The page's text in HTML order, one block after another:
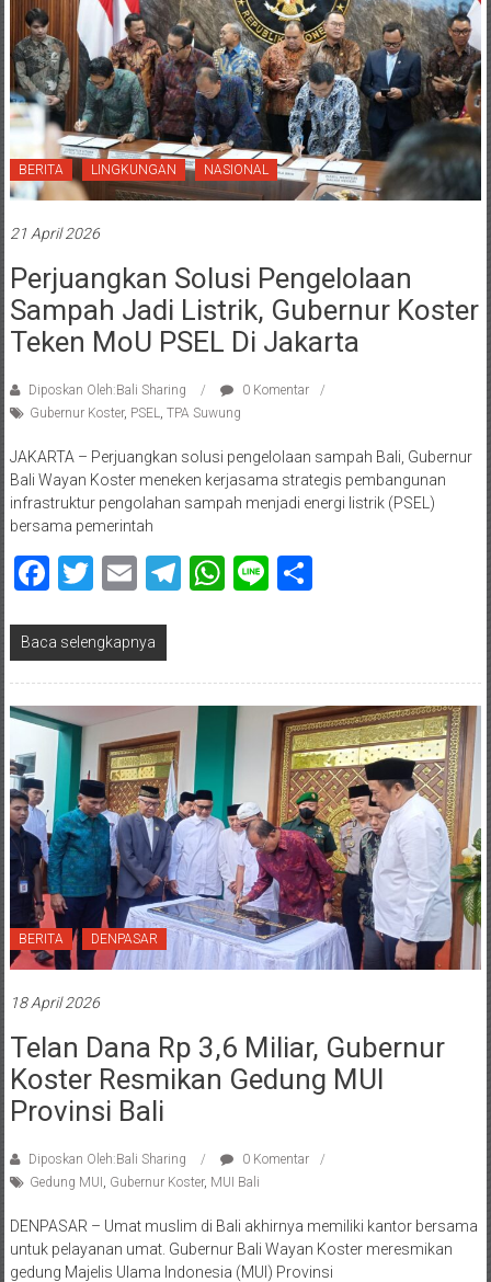
BERITA LINGKUNGAN NASIONAL
21 April 2026
Perjuangkan Solusi Pengelolaan
Sampah Jadi Listrik, Gubernur Koster
Teken MoU PSEL Di Jakarta
Diposkan Oleh:Bali Sharing
0 Komentar
Gubernur Koster, PSEL, TPA Suwung
JAKARTA – Perjuangkan solusi pengelolaan sampah Bali, Gubernur
Bali Wayan Koster meneken kerjasama strategis pembangunan
infrastruktur pengolahan sampah menjadi energi listrik (PSEL)
bersama pemerintah
Facebook
Twitter
EmailTelegram
WhatsApp
LineShare
Baca selengkapnya
BERITA DENPASAR
18 April 2026
Telan Dana Rp 3,6 Miliar, Gubernur
Koster Resmikan Gedung MUI
Provinsi Bali
Diposkan Oleh:Bali Sharing
0 Komentar
Gedung MUI Gubernur Koster, MUI Bali
DENPASAR – Umat muslim di Bali akhirnya memiliki kantor bersama
untuk pelayanan umat. Gubernur Bali Wayan Koster meresmikan
gedung Majelis Ulama Indonesia (MUI) Provinsi